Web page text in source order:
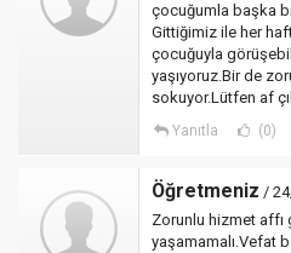
çocuğumla başka
Gittiğimiz ile her
çocuğuyla
yaşıyoruz.Bir de
sokuyor.Lütfen af
Yanıtla (0)
Öğretmeniz /
Zorunlu hizmet affı
yaşamamalı.Vefat